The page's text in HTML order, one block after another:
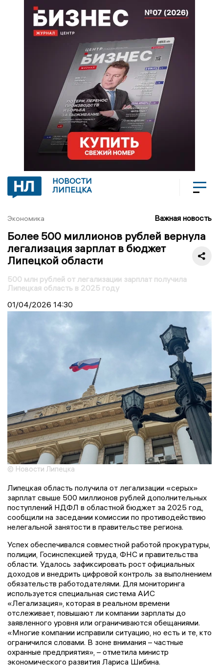
НОВОСТИ
ЛИПЕЦКА
Экономика Важная новость
Более 500 миллионов рублей вернула
легализация зарплат в бюджет
Липецкой области
500 млн рублей от легализации зарплат получила
Липецкая область в 2025 году
01/04/2026 14:30
© Новости Липецка
Липецкая область получила от легализации «серых»
зарплат свыше 500 миллионов рублей дополнительных
поступлений НДФЛ в областной бюджет за 2025 год,
сообщили на заседании комиссии по противодействию
нелегальной занятости в правительстве региона.
Успех обеспечивался совместной работой прокуратуры,
полиции, Госинспекцией труда, ФНС и правительства
области. Удалось зафиксировать рост официальных
доходов и внедрить цифровой контроль за выполнением
обязательств работодателями. Для мониторинга
используется специальная система АИС
«Легализация», которая в реальном времени
отслеживает, повышают ли компании зарплаты до
заявленного уровня или ограничиваются обещаниями.
«Многие компании исправили ситуацию, но есть и те, кто
ограничился словами. В зоне внимания – частные
охранные предприятия», – отметила министр
экономического развития Лариса Шибина.